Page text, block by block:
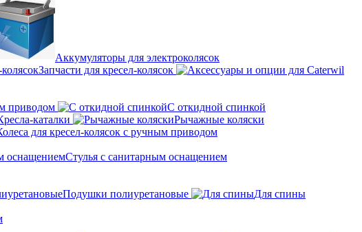
Аккумуляторы для электроколясок
Запчасти для кресел-колясок
приводом
С откидной спинкой
каталки
Рычажные коляски
для кресел-колясок с ручным приводом
Стулья с санитарным оснащением
Подушки полиуретановые
Для спины